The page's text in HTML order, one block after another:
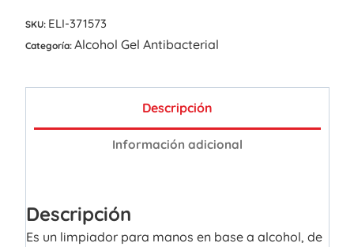
SKU: ELI-371573
Categoría: Alcohol Gel Antibacterial
Descripción
Información adicional
Descripción
Es un limpiador para manos en base a alcohol, de